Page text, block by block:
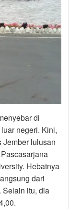
di
negeri. Kini,
Jember lulusan
Hebatnya
dari
Selain itu, dia